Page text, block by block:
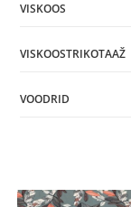
VISKOOS
VISKOOSTRIKOTAAŽ
VOODRID